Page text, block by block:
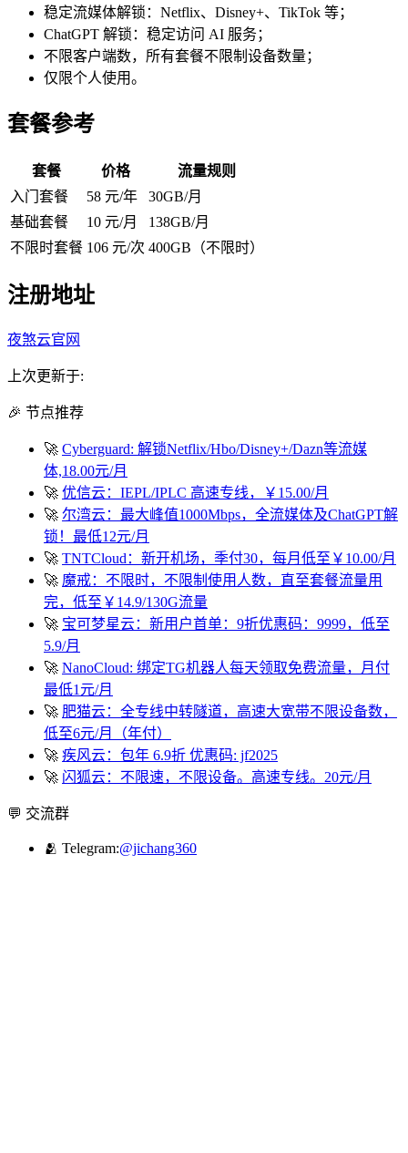
稳定流媒体解锁：Netflix、Disney+、TikTok 等；
ChatGPT 解锁：稳定访问 AI 服务；
不限客户端数，所有套餐不限制设备数量；
仅限个人使用。
套餐参考
套餐 价格
流量规则
入门套餐
58 元/年
30GB/月
基础套餐
10 元/月
138GB/月
不限时套餐 106 元/次 400GB（不限时）
注册地址
夜煞云官网
上次更新于:
🎉 节点推荐
🚀 Cyberguard: 解锁Netflix/Hbo/Disney+/Dazn等流媒
体,18.00元/月
🚀 优信云：IEPL/IPLC 高速专线，￥15.00/月
🚀 尔湾云：最大峰值1000Mbps，全流媒体及ChatGPT解
锁！最低12元/月
🚀 TNTCloud：新开机场，季付30，每月低至￥10.00/月
🚀 魔戒：不限时，不限制使用人数，直至套餐流量用
完，低至￥14.9/130G流量
🚀 宝可梦星云：新用户首单：9折优惠码：9999，低至
5.9/月
🚀 NanoCloud: 绑定TG机器人每天领取免费流量，月付
最低1元/月
🚀 肥猫云：全专线中转隧道，高速大宽带不限设备数，
低至6元/月（年付）
🚀 疾风云：包年 6.9折 优惠码: jf2025
🚀 闪狐云：不限速，不限设备。高速专线。20元/月
💬 交流群
🫂 Telegram:@jichang360